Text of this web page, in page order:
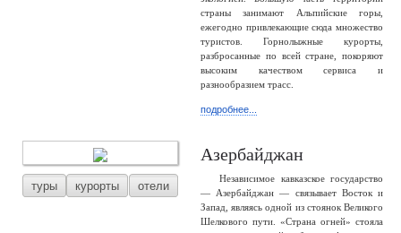
страны занимают Альпийские горы,
ежегодно привлекающие сюда множество
туристов. Горнолыжные курорты,
разбросанные по всей стране, покоряют
высоким качеством сервиса и
разнообразием трасс.
подробнее...
туры курорты отели
Азербайджан
Независимое кавказское государство
— Азербайджан — связывает Восток и
Запад, являясь одной из стоянок Великого
Шелкового пути. «Страна огней» стояла